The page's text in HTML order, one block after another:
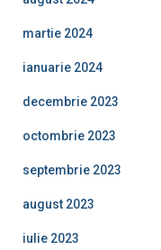
martie 2024
ianuarie 2024
decembrie 2023
octombrie 2023
septembrie 2023
august 2023
iulie 2023